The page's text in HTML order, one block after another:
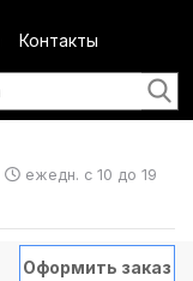
Контакты
ежедн. с 10 до 19
Оформить заказ